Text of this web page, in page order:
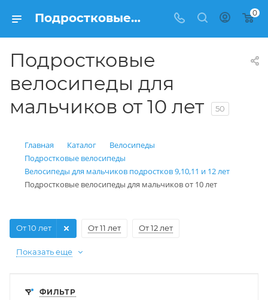
Подростковые велосипеды для мальчиков от 10 лет – купить в Velo150.ru 0
Подростковые
велосипеды для
мальчиков от 10 лет
50
Главная Каталог
Велосипеды
Подростковые велосипеды
Велосипеды для мальчиков подростков 9,10,11 и 12 лет
Подростковые велосипеды для мальчиков от 10 лет
От 10 лет От 11 лет От 12 лет
Показать еще
ФИЛЬТР